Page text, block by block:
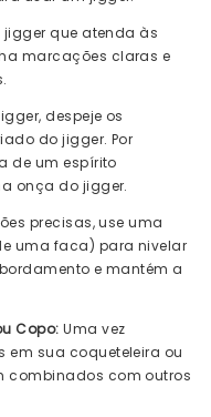
jigger que atenda às
marcações claras e
despeje os
do jigger. Por
de um espírito
onça do jigger.
precisas, use uma
uma faca) para nivelar
e mantém a
Copo:Uma vez
em sua coqueteleira ou
combinados com outros